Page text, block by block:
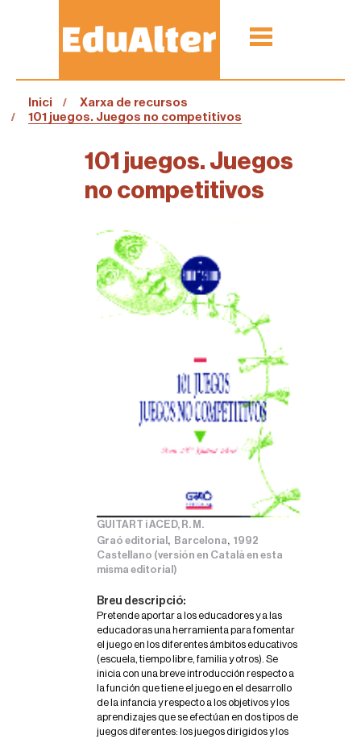
Inici
Xarxa de recursos
101 juegos. Juegos no competitivos
101 juegos. Juegos
no competitivos
GUITART i ACED, R. M.
Graó editorial , Barcelona, 1992
Castellano (versión en Català en esta
misma editorial)
Breu descripció:
Pretende aportar a los educadores y a las
educadoras una herramienta para fomentar
el juego en los diferentes ámbitos educativos
(escuela, tiempo libre, familia y otros). Se
inicia con una breve introducción respecto a
la función que tiene el juego en el desarrollo
de la infancia y respecto a los objetivos y los
aprendizajes que se efectúan en dos tipos de
juegos diferentes: los juegos dirigidos y los